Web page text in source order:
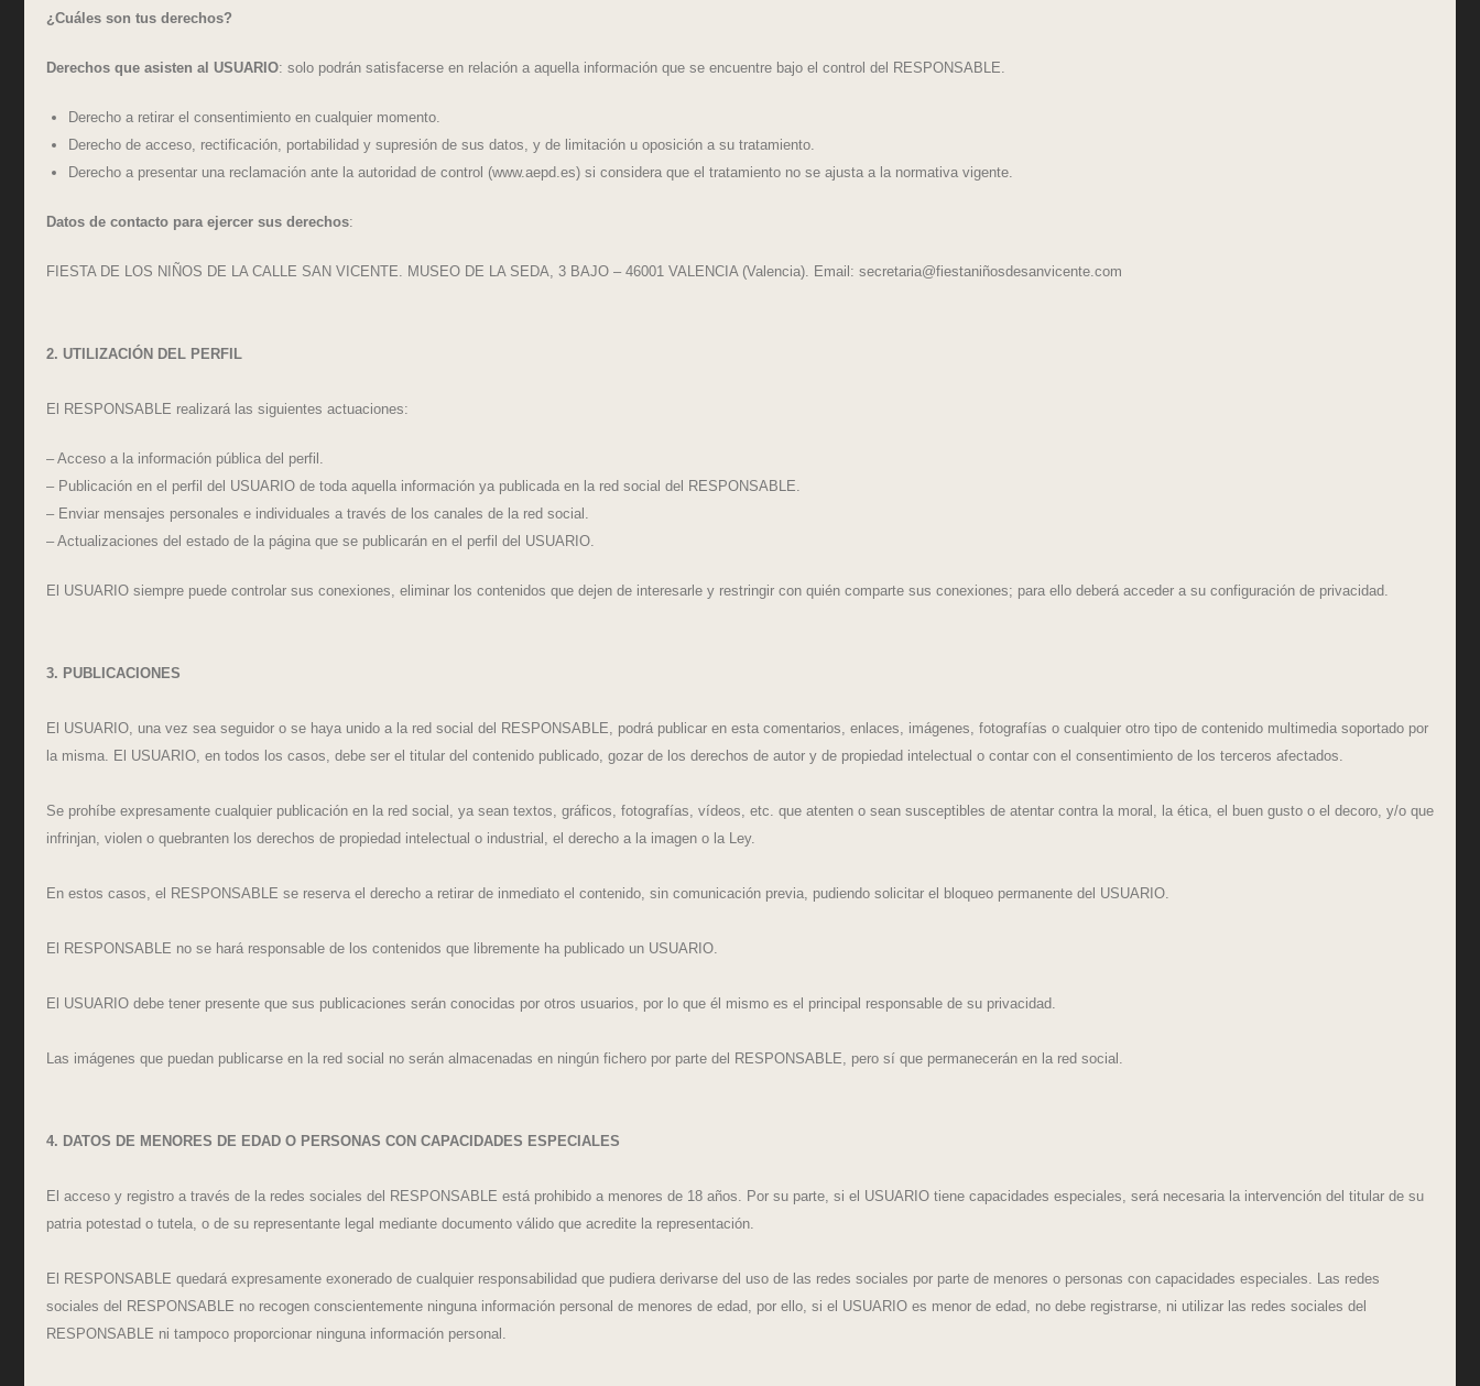
¿Cuáles son tus derechos?
Derechos que asisten al USUARIO: solo podrán satisfacerse en relación a aquella información que se encuentre bajo el control del RESPONSABLE.
Derecho a retirar el consentimiento en cualquier momento.
Derecho de acceso, rectificación, portabilidad y supresión de sus datos, y de limitación u oposición a su tratamiento.
Derecho a presentar una reclamación ante la autoridad de control (www.aepd.es) si considera que el tratamiento no se ajusta a la normativa vigente.
Datos de contacto para ejercer sus derechos:
FIESTA DE LOS NIÑOS DE LA CALLE SAN VICENTE. MUSEO DE LA SEDA, 3 BAJO – 46001 VALENCIA (Valencia). Email: secretaria@fiestaniñosdesanvicente.com
2. UTILIZACIÓN DEL PERFIL
El RESPONSABLE realizará las siguientes actuaciones:
– Acceso a la información pública del perfil.
– Publicación en el perfil del USUARIO de toda aquella información ya publicada en la red social del RESPONSABLE.
– Enviar mensajes personales e individuales a través de los canales de la red social.
– Actualizaciones del estado de la página que se publicarán en el perfil del USUARIO.
El USUARIO siempre puede controlar sus conexiones, eliminar los contenidos que dejen de interesarle y restringir con quién comparte sus conexiones; para ello deberá acceder a su configuración de privacidad.
3. PUBLICACIONES
El USUARIO, una vez sea seguidor o se haya unido a la red social del RESPONSABLE, podrá publicar en esta comentarios, enlaces, imágenes, fotografías o cualquier otro tipo de contenido multimedia soportado por
la misma. El USUARIO, en todos los casos, debe ser el titular del contenido publicado, gozar de los derechos de autor y de propiedad intelectual o contar con el consentimiento de los terceros afectados.
Se prohíbe expresamente cualquier publicación en la red social, ya sean textos, gráficos, fotografías, vídeos, etc. que atenten o sean susceptibles de atentar contra la moral, la ética, el buen gusto o el decoro, y/o que
infrinjan, violen o quebranten los derechos de propiedad intelectual o industrial, el derecho a la imagen o la Ley.
En estos casos, el RESPONSABLE se reserva el derecho a retirar de inmediato el contenido, sin comunicación previa, pudiendo solicitar el bloqueo permanente del USUARIO.
El RESPONSABLE no se hará responsable de los contenidos que libremente ha publicado un USUARIO.
El USUARIO debe tener presente que sus publicaciones serán conocidas por otros usuarios, por lo que él mismo es el principal responsable de su privacidad.
Las imágenes que puedan publicarse en la red social no serán almacenadas en ningún fichero por parte del RESPONSABLE, pero sí que permanecerán en la red social.
4. DATOS DE MENORES DE EDAD O PERSONAS CON CAPACIDADES ESPECIALES
El acceso y registro a través de la redes sociales del RESPONSABLE está prohibido a menores de 18 años. Por su parte, si el USUARIO tiene capacidades especiales, será necesaria la intervención del titular de su
patria potestad o tutela, o de su representante legal mediante documento válido que acredite la representación.
El RESPONSABLE quedará expresamente exonerado de cualquier responsabilidad que pudiera derivarse del uso de las redes sociales por parte de menores o personas con capacidades especiales. Las redes
sociales del RESPONSABLE no recogen conscientemente ninguna información personal de menores de edad, por ello, si el USUARIO es menor de edad, no debe registrarse, ni utilizar las redes sociales del
RESPONSABLE ni tampoco proporcionar ninguna información personal.